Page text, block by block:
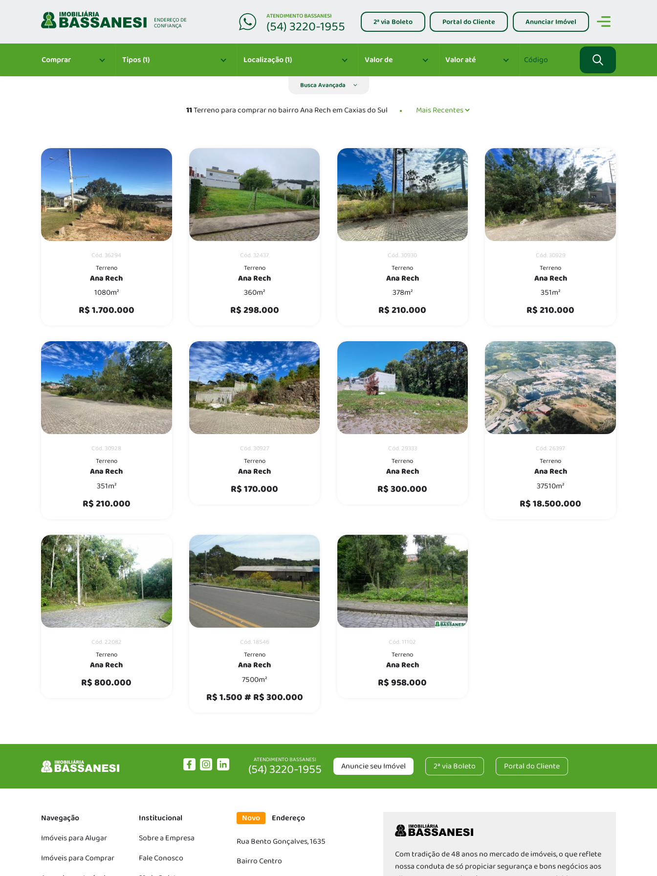
ENDEREÇO DE
CONFIANÇA
ATENDIMENTO BASSANESI
(54) 3220-1955 2ª via Boleto Portal do Cliente Anunciar Imóvel
Comprar Tipos (1) Localização (1) Valor de Valor até
Busca Avançada
11Terreno para comprar no bairro Ana Rech em Caxias do Sul
Cód. 36294
Terreno
Ana Rech
1080m²
R$ 1.700.000
Cód. 32437
Terreno
Ana Rech
360m²
R$ 298.000
Cód. 30930
Terreno
Ana Rech
378m²
R$ 210.000
Cód. 30929
Terreno
Ana Rech
351m²
R$ 210.000
Cód. 30928
Terreno
Ana Rech
351m²
R$ 210.000
Cód. 30927
Terreno
Ana Rech
R$ 170.000
Cód. 29333
Terreno
Ana Rech
R$ 300.000
Cód. 26397
Terreno
Ana Rech
37510m²
R$ 18.500.000
Cód. 22082
Terreno
Ana Rech
R$ 800.000
Cód. 18546
Terreno
Ana Rech
7500m²
R$ 1.500 # R$ 300.000
Cód. 11102
Terreno
Ana Rech
R$ 958.000
ATENDIMENTO BASSANESI
(54) 3220-1955 Anuncie seu Imóvel 2ª via Boleto Portal do Cliente
Navegação
Imóveis para Alugar
Imóveis para Comprar
Institucional
Sobre a Empresa
Fale Conosco
Novo
Endereço
Rua Bento Gonçalves, 1635
Bairro Centro
Com tradição de 48 anos no mercado de imóveis, o que reflete
nossa conduta de só propiciar segurança e bons negócios aos